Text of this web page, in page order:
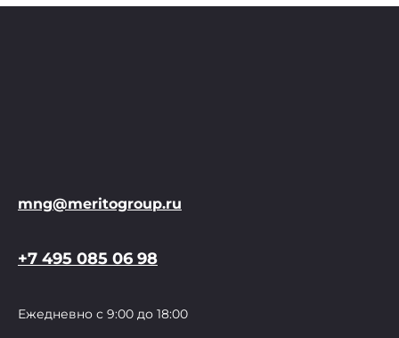
mng@meritogroup.ru
+7 495 085 06 98
Ежедневно с 9:00 до 18:00